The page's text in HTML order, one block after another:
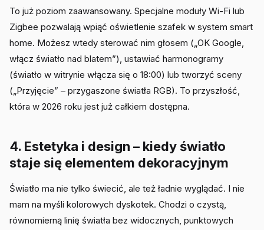
To już poziom zaawansowany. Specjalne moduły Wi-Fi lub
Zigbee pozwalają wpiąć oświetlenie szafek w system smart
home. Możesz wtedy sterować nim głosem („OK Google,
włącz światło nad blatem”), ustawiać harmonogramy
(światło w witrynie włącza się o 18:00) lub tworzyć sceny
(„Przyjęcie” – przygaszone światła RGB). To przyszłość,
która w 2026 roku jest już całkiem dostępna.
4. Estetyka i design – kiedy światło
staje się elementem dekoracyjnym
Światło ma nie tylko świecić, ale też ładnie wyglądać. I nie
mam na myśli kolorowych dyskotek. Chodzi o czystą,
równomierną linię światła bez widocznych, punktowych